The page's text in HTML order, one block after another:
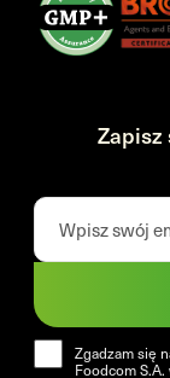
Zapisz
Zgadzam się
Foodcom